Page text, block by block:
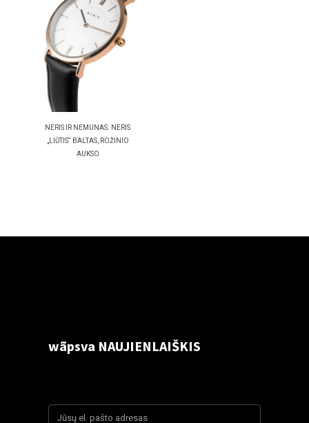
NERIS IR NEMUNAS. NERIS
„LIŪTIS“ BALTAS, ROŽINIO
AUKSO